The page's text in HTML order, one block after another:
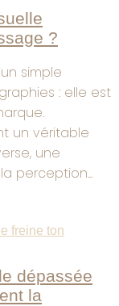
?
simple
: elle est
un véritable
une
perception...
freine ton
dépassée
la